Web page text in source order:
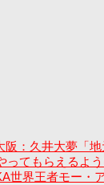
阪：久井大夢「
ってもらえるよ
世界王者モー・